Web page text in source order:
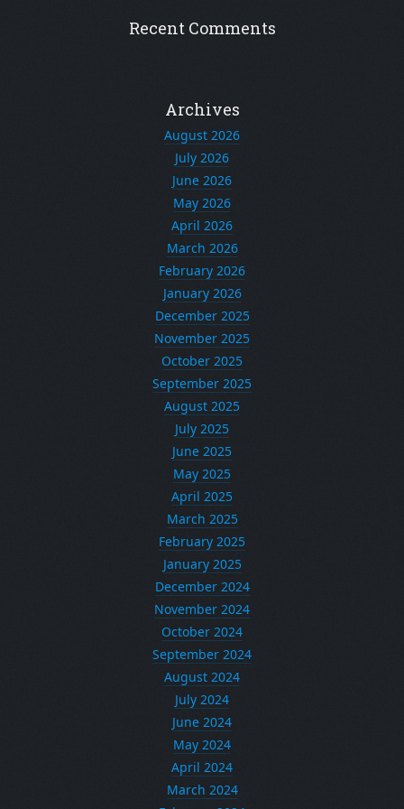
Recent Comments
Archives
August 2026
July 2026
June 2026
May 2026
April 2026
March 2026
February 2026
January 2026
December 2025
November 2025
October 2025
September 2025
August 2025
July 2025
June 2025
May 2025
April 2025
March 2025
February 2025
January 2025
December 2024
November 2024
October 2024
September 2024
August 2024
July 2024
June 2024
May 2024
April 2024
March 2024